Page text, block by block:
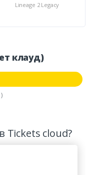
Lineage 2 Legacy
клауд)
Tickets cloud?